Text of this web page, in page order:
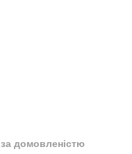
за домовленістю